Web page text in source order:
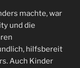
machte, war
und die
hilfsbereit
Auch Kinder